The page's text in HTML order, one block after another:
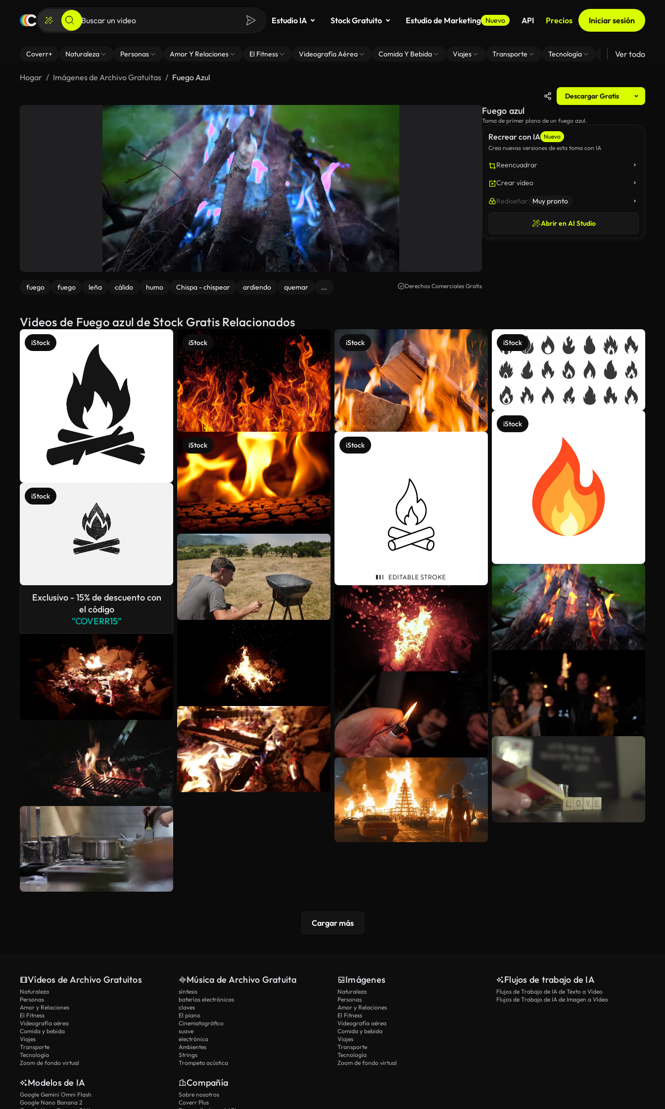
Estudio IA Stock Gratuito Estudio de Marketing Nuevo API Precios Iniciar sesión
Coverr+ Naturaleza Personas Amor Y Relaciones El Fitness Videografía Aérea Comida Y Bebida Viajes Transporte Tecnología Zoom De Fondo
Ver todo
Hogar Imágenes de Archivo Gratuitas Fuego Azul
Descargar Gratis
fuego fuego leña cálido humo Chispa - chispear ardiendo quemar ... Derechos Comerciales Gratis
Recrear con IA Nuevo
Crea nuevas versiones de esta toma con IA
Reencuadrar
Crear vídeo
Rediseñar Muy pronto
Abrir en AI Studio
Fuego azul
Toma de primer plano de un fuego azul.
Videos de Fuego azul de Stock Gratis Relacionados
iStock
iStock
Exclusivo - 15% de descuento con
el código
"COVERR15"
iStock
iStock
iStock
iStock
iStock
iStock
Ver más
Cargar más
Vídeos de Archivo Gratuitos
Naturaleza
Personas
Amor y Relaciones
El Fitness
Videografía aérea
Comida y bebida
Viajes
Transporte
Tecnología
Zoom de fondo virtual
Música de Archivo Gratuita
síntesis
baterías electrónicas
claves
El piano
Cinematográfico
suave
electrónica
Ambientes
Strings
Trompeta acústica
Imágenes
Naturaleza
Personas
Amor y Relaciones
El Fitness
Videografía aérea
Comida y bebida
Viajes
Transporte
Tecnología
Zoom de fondo virtual
Flujos de trabajo de IA
Flujos de Trabajo de IA de Texto a Vídeo
Flujos de Trabajo de IA de Imagen a Vídeo
Modelos de IA
Google Gemini Omni Flash
Google Nano Banana 2
Compañía
Sobre nosotros
Coverr Plus